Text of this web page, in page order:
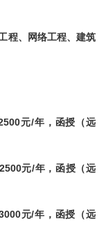
程、网络工程、建筑
元/年，函授（远
2500元/年，函授（远
元/年， 函授（远